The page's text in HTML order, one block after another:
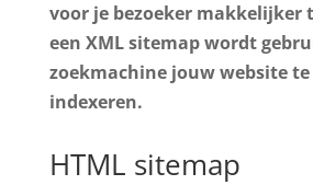
voor je bezoeker makkelijker
een XML sitemap wordt
zoekmachine jouw website
indexeren.
HTML sitemap